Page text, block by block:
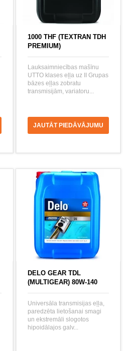
1000 THF (TEXTRAN TDH
PREMIUM)
Lauksaimniecības mašīnu
UTTO klases eļļa uz II Grupas
bāzes eļļas zobratu
transmisijām, variatoru...
JAUTĀT PIEDĀVĀJUMU
DELO GEAR TDL
(MULTIGEAR) 80W-140
Universāla transmisijas eļļa,
paredzēta lietošanai smagi
un ekstremāli slogotos
hipoidālajos galv...